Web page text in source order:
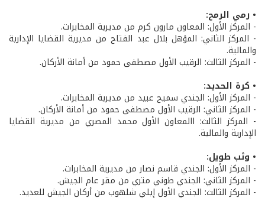
• رمي الرمح:
- المركز الأول: المعاون مارون كرم من مديرية المخابرات.
- المركز الثاني: المؤهل بلال عبد الفتاح من مديرية القضايا الإدارية
والمالية.
- المركز الثالث: الرقيب الأول مصطفى حمود من أمانة الأركان.
• كرة الحديد:
- المركز الأول: الجندي سميح عبيد من مديرية المخابرات.
- المركز الثاني: الرقيب الأول مصطفى حمود من أمانة الأركان.
- المركز الثالث: االمعاون الأول محمد المصري من مديرية القضايا
الإدارية والمالية.
• وثب طويل:
- المركز الأول: الجندي قاسم نصار من مديرية المخابرات.
- المركز الثاني: الجندي طوني متري من مقر عام الجيش.
- المركز الثالث: الجندي الأول إيلي شلهوب من أركان الجيش للعديد.